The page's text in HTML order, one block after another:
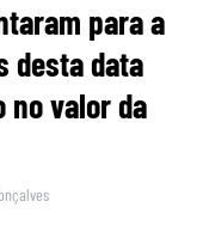
para a
desta data
no valor da